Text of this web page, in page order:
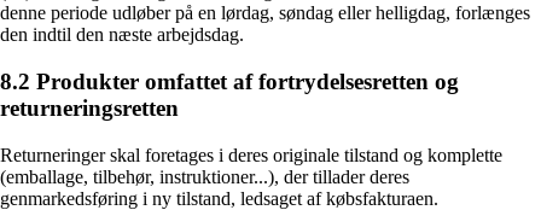
denne periode udløber på en lørdag, søndag eller helligdag, forlænges
den indtil den næste arbejdsdag.
8.2 Produkter omfattet af fortrydelsesretten og
returneringsretten
Returneringer skal foretages i deres originale tilstand og komplette
(emballage, tilbehør, instruktioner...), der tillader deres
genmarkedsføring i ny tilstand, ledsaget af købsfakturaen.